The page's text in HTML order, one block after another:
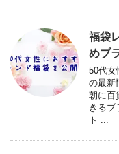
福袋
めブ
50代女
の最新
朝に百
きるブ
ト ...